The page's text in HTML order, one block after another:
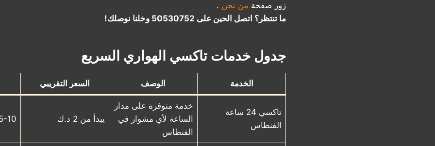
زور صفحة من نحن .
ما تنتظر؟ اتصل الحين على 50530752 وخلنا نوصلك!
جدول خدمات تاكسي الهواري السريع
الخدمة الوصف السعر التقريبي
تاكسي 24 ساعة
الفنطاس
خدمة متوفرة على مدار
الساعة لأي مشوار في
الفنطاس
يبدأ من 2 د.ك 5-10